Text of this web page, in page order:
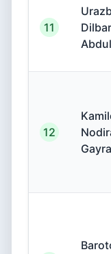
11
Dilbar
12